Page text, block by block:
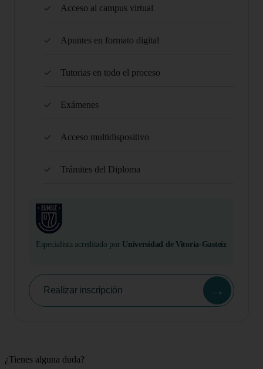
Acceso al campus virtual
Apuntes en formato digital
Tutorias en todo el proceso
Exámenes
Acceso multidispositivo
Trámites del Diploma
Especialista acreditado por Universidad de Vitoria-Gasteiz
Realizar inscripción →
¿Tienes alguna duda?